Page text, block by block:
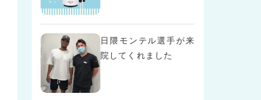
日隈モンテル選手が来
院してくれました